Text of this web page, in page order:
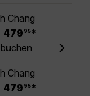
Chang
479 95 *
Chang
479 95 *